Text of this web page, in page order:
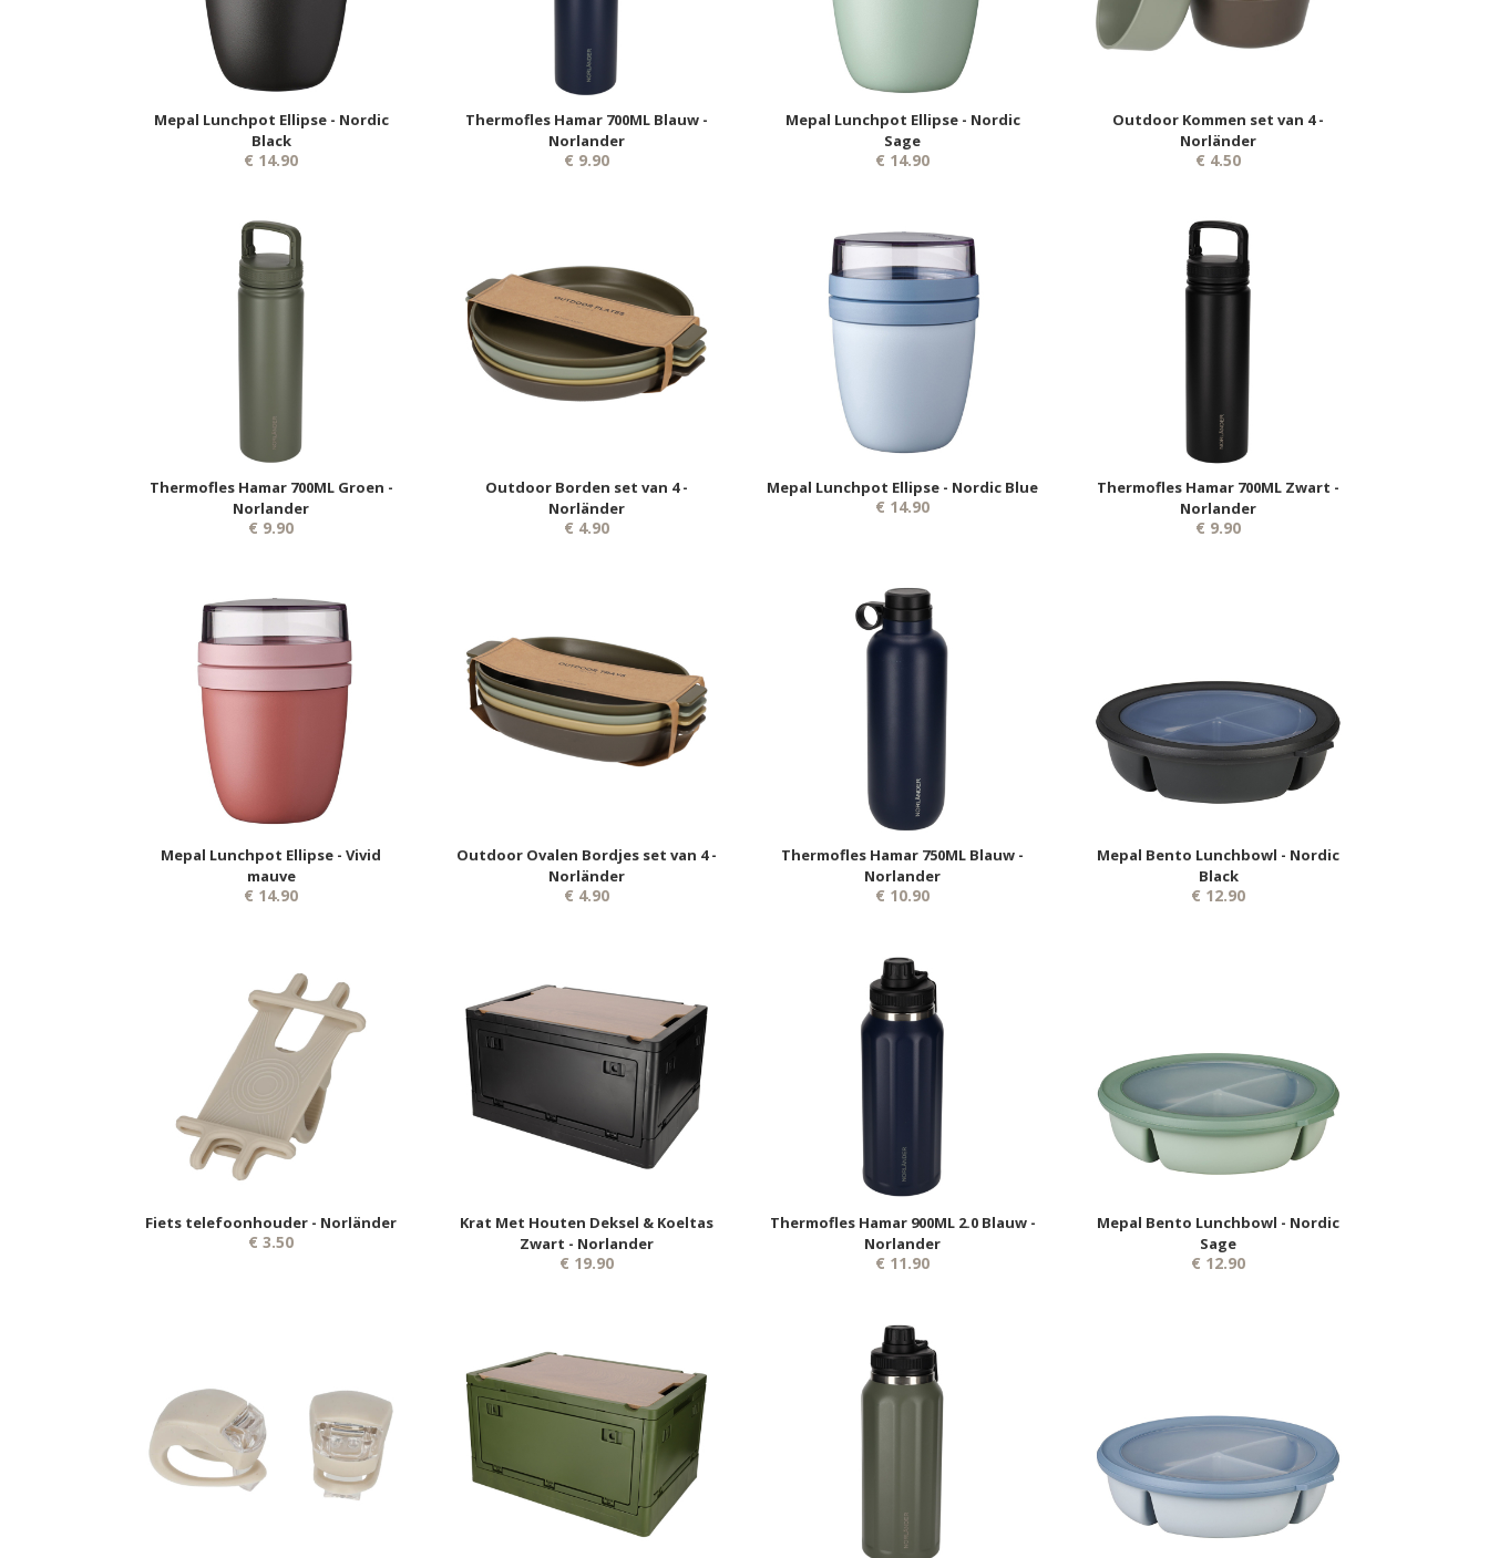
Mepal Lunchpot Ellipse - Nordic
Black
€ 14.90
Thermofles Hamar 700ML Blauw -
Norlander
€ 9.90
Mepal Lunchpot Ellipse - Nordic
Sage
€ 14.90
Outdoor Kommen set van 4 -
Norländer
€ 4.50
Thermofles Hamar 700ML Groen -
Norlander
€ 9.90
Outdoor Borden set van 4 -
Norländer
€ 4.90
Mepal Lunchpot Ellipse - Nordic Blue
€ 14.90
Thermofles Hamar 700ML Zwart -
Norlander
€ 9.90
Mepal Lunchpot Ellipse - Vivid
mauve
€ 14.90
Outdoor Ovalen Bordjes set van 4 -
Norländer
€ 4.90
Thermofles Hamar 750ML Blauw -
Norlander
€ 10.90
Mepal Bento Lunchbowl - Nordic
Black
€ 12.90
Fiets telefoonhouder - Norländer
€ 3.50
Krat Met Houten Deksel & Koeltas
Zwart - Norlander
€ 19.90
Thermofles Hamar 900ML 2.0 Blauw -
Norlander
€ 11.90
Mepal Bento Lunchbowl - Nordic
Sage
€ 12.90